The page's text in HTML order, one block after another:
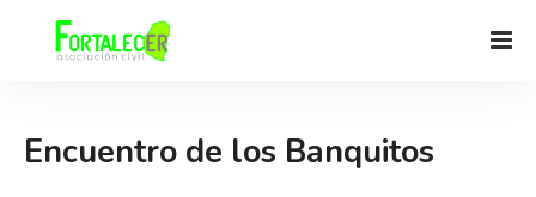
Encuentro de los Banquitos